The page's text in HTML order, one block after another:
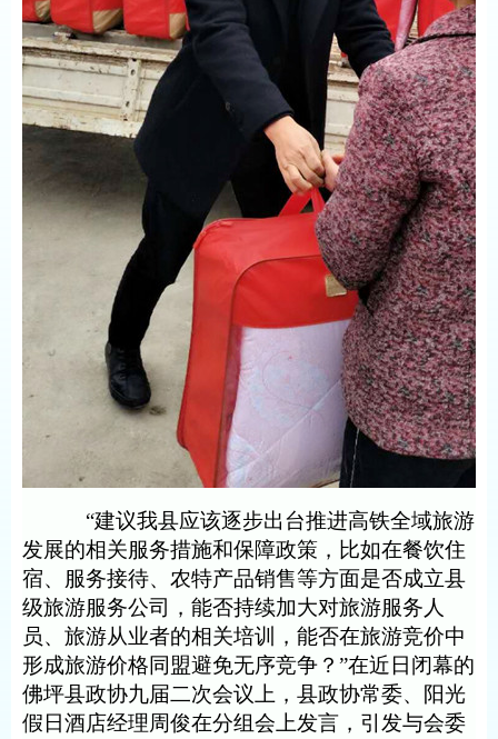
“建议我县应该逐步出台推进高铁全域旅游
发展的相关服务措施和保障政策，比如在餐饮住
宿、服务接待、农特产品销售等方面是否成立县
级旅游服务公司，能否持续加大对旅游服务人
员、旅游从业者的相关培训，能否在旅游竞价中
形成旅游价格同盟避免无序竞争？”在近日闭幕的
佛坪县政协九届二次会议上，县政协常委、阳光
假日酒店经理周俊在分组会上发言，引发与会委